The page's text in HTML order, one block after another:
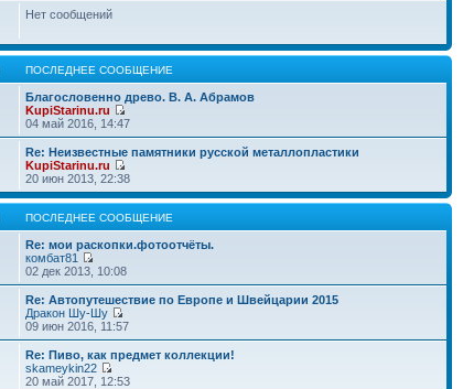
Нет сообщений
ПОСЛЕДНЕЕ СООБЩЕНИЕ
Благословенно древо. В. А. Абрамов
KupiStarinu.ru
04 май 2016, 14:47
Re: Неизвестные памятники русской металлопластики
KupiStarinu.ru
20 июн 2013, 22:38
ПОСЛЕДНЕЕ СООБЩЕНИЕ
Re: мои раскопки.фотоотчёты.
комбат81
02 дек 2013, 10:08
Re: Автопутешествие по Европе и Швейцарии 2015
Дракон Шу-Шу
09 июн 2016, 11:57
Re: Пиво, как предмет коллекции!
skameykin22
20 май 2017, 12:53